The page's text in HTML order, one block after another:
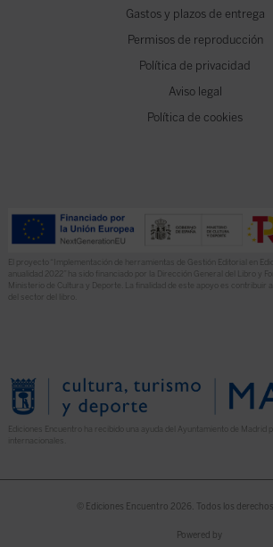
Gastos y plazos de entrega
Permisos de reproducción
Política de privacidad
Aviso legal
Política de cookies
El proyecto “Implementación de herramientas de Gestión Editorial en
anualidad 2022” ha sido financiado por la Dirección General del Libro y
Ministerio de Cultura y Deporte. La finalidad de este apoyo es contribuir
del sector del libro.
Ediciones Encuentro ha recibido una ayuda del Ayuntamiento de Madrid
© Ediciones Encuentro 2026. Todos los
Powered by